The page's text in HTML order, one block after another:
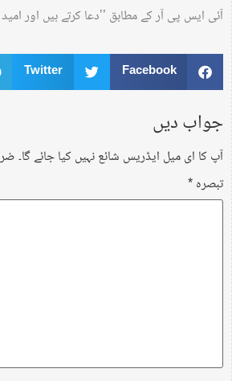
آئی ایس پی آر کے مطابق ’’دعا کرتے ہیں اور
Facebook
Twitter
جواب دیں
آپ کا ای میل ایڈریس شائع نہیں کیا جائے گا۔
تبصرہ*